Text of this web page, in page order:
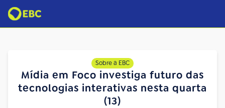
Sobre a EBC
Mídia em Foco investiga futuro das
tecnologias interativas nesta quarta
(13)